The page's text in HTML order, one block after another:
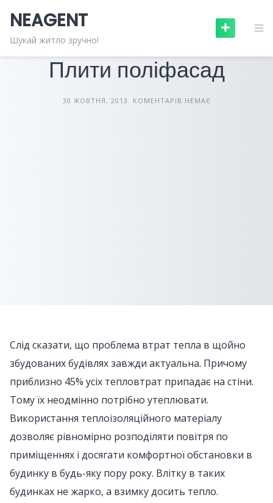
content
NEAGENT
Шукай житло зручно!БУДІВЕЛЬНІ МАТЕРІАЛИ
Плити поліфасад
30 ЖОВТНЯ, 2013 КОМЕНТАРІВ НЕМАЄ
Слід сказати, що проблема втрат тепла в щойно
збудованих будівлях завжди актуальна. Причому
приблизно 45% усіх тепловтрат припадає на стіни.
Тому їх неодмінно потрібно утеплювати.
Використання теплоізоляційного матеріалу
дозволяє рівномірно розподіляти повітря по
приміщеннях і досягати комфортної обстановки в
будинку в будь-яку пору року. Влітку в таких
будинках не жарко, а взимку досить тепло.